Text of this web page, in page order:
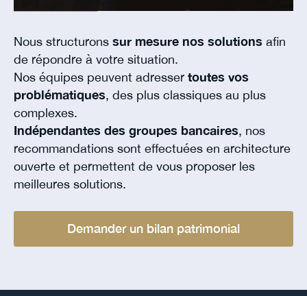
Nous structurons sur mesure nos solutions afin
de répondre à votre situation.
Nos équipes peuvent adresser toutes vos
problématiques, des plus classiques au plus
complexes.
Indépendantes des groupes bancaires, nos
recommandations sont effectuées en architecture
ouverte et permettent de vous proposer les
meilleures solutions.
Demander un bilan patrimonial